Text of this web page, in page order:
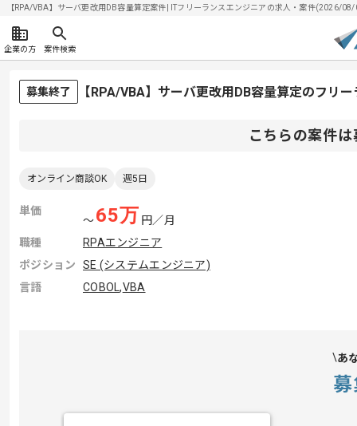
【RPA/VBA】サーバ更改用DB容量算定案件| ITフリーランスエンジニアの求人・案件(2026/
企業の方 案件検索
募集終了 【RPA/VBA】サーバ更改用DB容量算定のフリ
こちらの案件
オンライン商談OK 週5日
単価
〜65万 円／月
職種
RPAエンジニア
ポジション
SE (システムエンジニア)
言語
COBOL,VBA
あ